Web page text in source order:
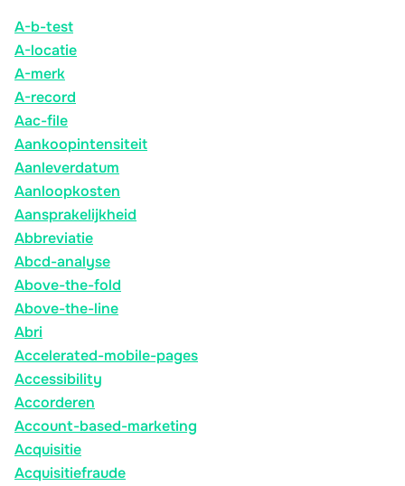
A-b-test
A-locatie
A-merk
A-record
Aac-file
Aankoopintensiteit
Aanleverdatum
Aanloopkosten
Aansprakelijkheid
Abbreviatie
Abcd-analyse
Above-the-fold
Above-the-line
Abri
Accelerated-mobile-pages
Accessibility
Accorderen
Account-based-marketing
Acquisitie
Acquisitiefraude